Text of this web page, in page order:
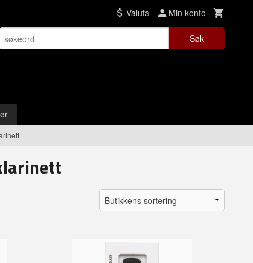
Valuta Min konto
Søk